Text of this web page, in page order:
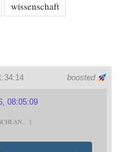
wissenschaft
boosted
08:05:09